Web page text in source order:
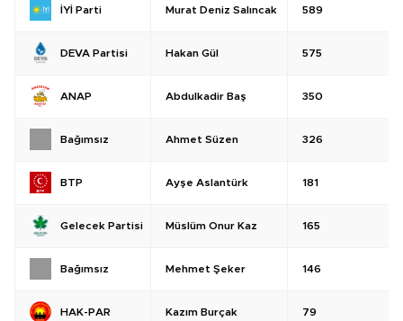
İYİ Parti Murat Deniz Salıncak 589
DEVA Partisi Hakan Gül 575
ANAP Abdulkadir Baş 350
Bağımsız Ahmet Süzen 326
BTP Ayşe Aslantürk 181
Gelecek Partisi Müslüm Onur Kaz 165
Bağımsız Mehmet Şeker 146
HAK-PAR Kazım Burçak 79